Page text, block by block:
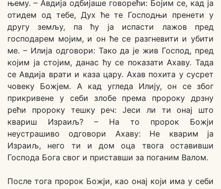
њему. – Авдија одбијаше говорећи: Бојим се, кад ја
отидем од тебе, Дух ће те Господњи пренети у
другу земљу, па ћу ја испасти лажов пред
господарем мојим, и он ће се разгневити и убити
ме. – Илија одговори: Тако да је жив Господ, пред
којим ја стојим, данас ћу се показати Ахаву. Тада
се Авдија врати и каза цару. Ахав похита у сусрет
човеку Божјем. А кад угледа Илију, он се због
прикривене у себи злобе према пророку дрзну
рећи пророку тешку реч: Јеси ли ти онај што
квариш Израиљ? – На то пророк Божји
неустрашиво одговори Ахаву: Не кварим ја
Израиљ, него ти и дом оца твога оставивши
Господа Бога свог и приставши за поганим Валом.
После тога пророк Божји, као онај који има у себи